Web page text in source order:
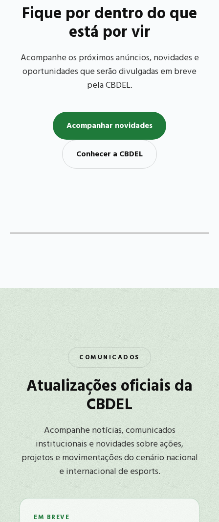
Fique por dentro do que
está por vir
Acompanhe os próximos anúncios, novidades e
oportunidades que serão divulgadas em breve
pela CBDEL.
Acompanhar novidades
Conhecer a CBDEL
COMUNICADOS
Atualizações oficiais da
CBDEL
Acompanhe notícias, comunicados
institucionais e novidades sobre ações,
projetos e movimentações do cenário nacional
e internacional de esports.
EM BREVE